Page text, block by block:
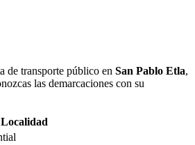
de transporte público en San Pablo Etla,
las demarcaciones con su
Localidad